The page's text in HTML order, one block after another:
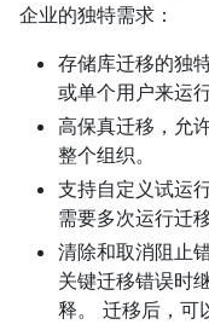
企业的独特需求：
存储库迁移的独
或单个用户来运
高保真迁移，允
整个组织。
支持自定义试运
需要多次运行迁移
清除和取消阻止
关键迁移错误时
释。 迁移后，可